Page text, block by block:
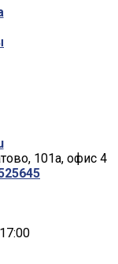
101а, офис 4